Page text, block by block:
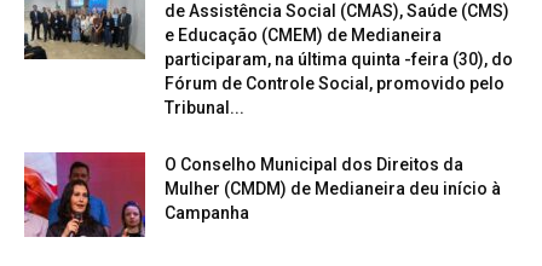
de Assistência Social (CMAS), Saúde (CMS)
e Educação (CMEM) de Medianeira
participaram, na última quinta -feira (30), do
Fórum de Controle Social, promovido pelo
Tribunal...
O Conselho Municipal dos Direitos da
Mulher (CMDM) de Medianeira deu início à
Campanha